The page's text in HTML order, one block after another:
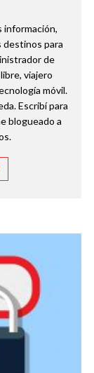
información,
destinos para
de
viajero
móvil.
Escribí para
blogueado a